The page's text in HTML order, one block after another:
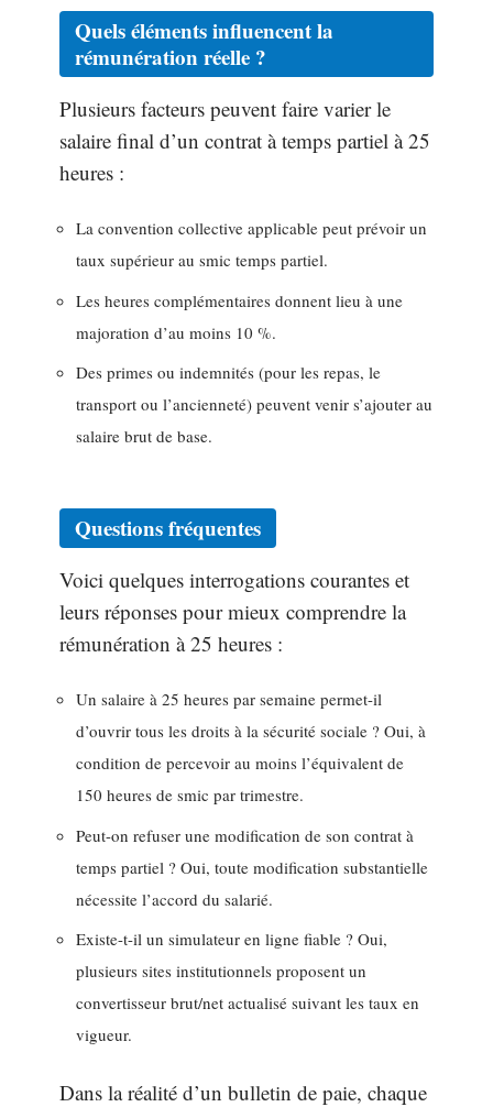
Quels éléments influencent la
rémunérationréelle ?
Plusieurs facteurs peuvent faire varier le
salaire final d’un contrat à temps partiel à 25
heures :
La convention collective applicable peut prévoir un
taux supérieur au smic temps partiel.
Les heures complémentaires donnent lieu à une
majoration d’au moins 10 %.
Des primes ou indemnités (pour les repas, le
transport ou l’ancienneté) peuvent venir s’ajouter au
salaire brut de base.
Questions fréquentes
Voici quelques interrogations courantes et
leurs réponses pour mieux comprendre la
rémunération à 25 heures :
Un salaire à 25 heures par semaine permet-il
d’ouvrir tous les droits à la sécurité sociale ? Oui, à
condition de percevoir au moins l’équivalent de
150 heures de smic par trimestre.
Peut-on refuser une modification de son contrat à
temps partiel ? Oui, toute modification substantielle
nécessite l’accord du salarié.
Existe-t-il un simulateur en ligne fiable ? Oui,
plusieurs sites institutionnels proposent un
convertisseur brut/net actualisé suivant les taux en
vigueur.
Dans la réalité d’un bulletin de paie, chaque